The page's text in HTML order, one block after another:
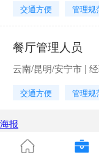
交通方便 管理规
餐厅管理人员
云南/昆明/安宁市 |
交通方便 管理规
海报